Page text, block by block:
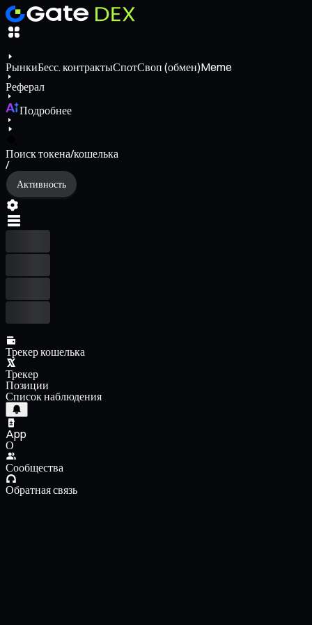
РынкиБесс. контрактыСпотСвоп (обмен)Meme
Реферал
Подробнее
Поиск токена/кошелька
/
Активность
Трекер кошелька
Трекер
Позиции
Список наблюдения
App
О
Сообщества
Обратная связь